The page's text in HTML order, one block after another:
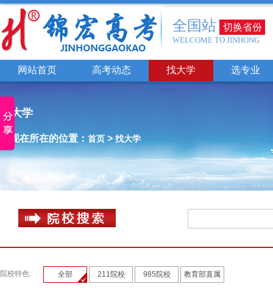
全国站 切换省份
WELCOME TO JINHONG
网站首页 高考动态 找大学 选专业
找大学
您现在所在的位置： 首页 > 找大学
院校特色: 全部 211院校 985院校 教育部直属